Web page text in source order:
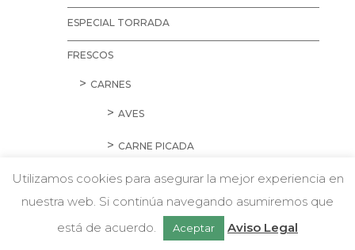
ESPECIAL TORRADA
FRESCOS
CARNES
AVES
CARNE PICADA
CERDO
CORDERO Y CONEJO
EMBUTIDOS
w Chatea con nosotros
Utilizamos cookies para asegurar la mejor experiencia en
nuestra web. Si continúa navegando asumiremos que
está de acuerdo.
Aceptar Aviso Legal